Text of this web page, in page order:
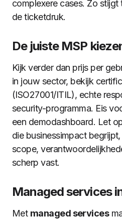
complexere cases. Zo
de ticketdruk.
De juiste MSP
Kijk verder dan prijs per
in jouw sector, bekijk
(ISO27001/ITIL), echte
security-programma. Eis
een demodashboard. Let
die businessimpact
scope,
scherp vast.
Managed services
Met managed services